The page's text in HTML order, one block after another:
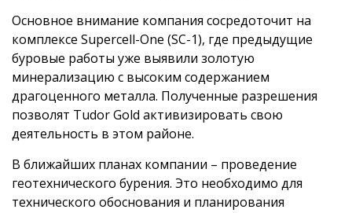
Основное внимание компания сосредоточит на
комплексе Supercell-One (SC-1), где предыдущие
буровые работы уже выявили золотую
минерализацию с высоким содержанием
драгоценного металла. Полученные разрешения
позволят Tudor Gold активизировать свою
деятельность в этом районе.
В ближайших планах компании – проведение
геотехнического бурения. Это необходимо для
технического обоснования и планирования